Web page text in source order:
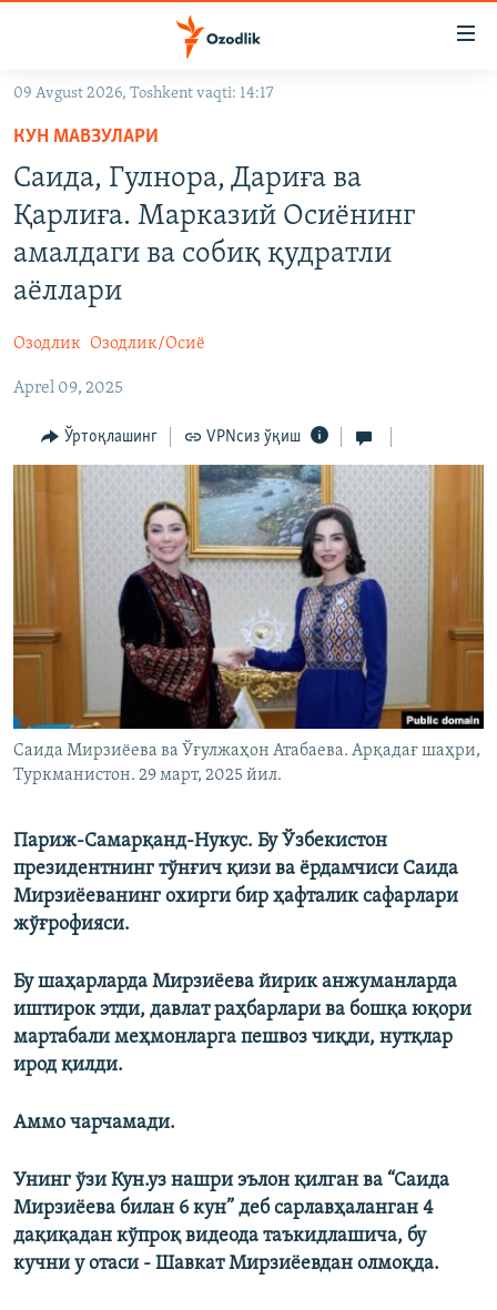
Асосий
навигацияга
ўтинг
Қидиришга
ўтинг
OZODARXIV
На русском
Озодлик бошқа тилларда
09 Avgust 2026, Toshkent vaqti: 14:17
КУН МАВЗУЛАРИ
Саида, Гулнора, Дариға ва
Қарлиға. Марказий Осиёнинг
амалдаги ва собиқ қудратли
аёллари
Озодлик Озодлик/Осиё
Aprel 09, 2025
Ўртоқлашинг VPNсиз ўқиш
Саида Мирзиёева ва Ўғулжаҳон Атабаева. Арқадағ шаҳри,
Туркманистон. 29 март, 2025 йил.
Париж-Самарқанд-Нукус. Бу Ўзбекистон
президентнинг тўнғич қизи ва ёрдамчиси Саида
Мирзиёеванинг охирги бир ҳафталик сафарлари
жўғрофияси.
Бу шаҳарларда Мирзиёева йирик анжуманларда
иштирок этди, давлат раҳбарлари ва бошқа юқори
мартабали меҳмонларга пешвоз чиқди, нутқлар
ирод қилди.
Аммо чарчамади.
Унинг ўзи Кун.уз нашри эълон қилган ва “Саида
Мирзиёева билан 6 кун” деб сарлавҳаланган 4
дақиқадан кўпроқ видеода таъкидлашича, бу
кучни у отаси - Шавкат Мирзиёевдан олмоқда.